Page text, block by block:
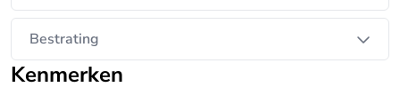
Bestrating
Kenmerken